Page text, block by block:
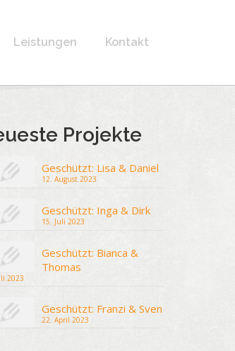
Leistungen Kontakt
Projekte
Geschützt: Lisa & Daniel
12. August 2023
Geschützt: Inga & Dirk
15. Juli 2023
Geschützt: Bianca &
Thomas
2023
Geschützt: Franzi & Sven
22. April 2023